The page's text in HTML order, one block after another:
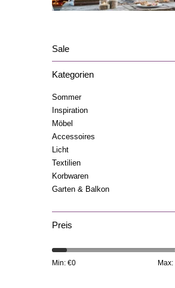
Sale
Kategorien
Sommer
Inspiration
Möbel
Accessoires
Licht
Textilien
Korbwaren
Garten & Balkon
Preis
Min: €0 Max: